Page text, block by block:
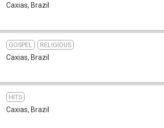
Caxias, Brazil
GOSPEL RELIGIOUS
Caxias, Brazil
HITS
Caxias, Brazil